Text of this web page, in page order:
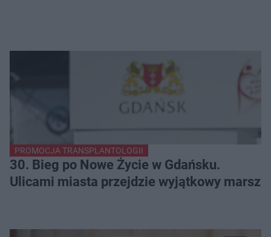
PROMOCJA TRANSPLANTOLOGII
30. Bieg po Nowe Życie w Gdańsku.
Ulicami miasta przejdzie wyjątkowy marsz